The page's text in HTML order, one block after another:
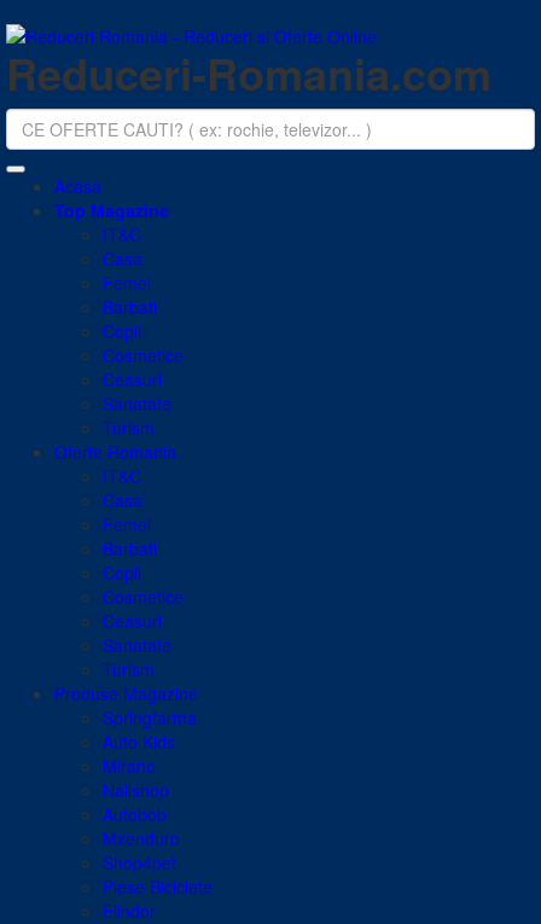
Reduceri-Romania.com
Acasa
Top Magazine
IT&C
Casa
Femei
Barbati
Copii
Cosmetice
Ceasuri
Sanatate
Turism
Oferte Romania
IT&C
Casa
Femei
Barbati
Copii
Cosmetice
Ceasuri
Sanatate
Turism
Produse Magazine
Springfarma
Auto Kids
Mirano
Nailshop
Autobob
Mxenduro
Shop4pet
Piese Biciclete
Elindor